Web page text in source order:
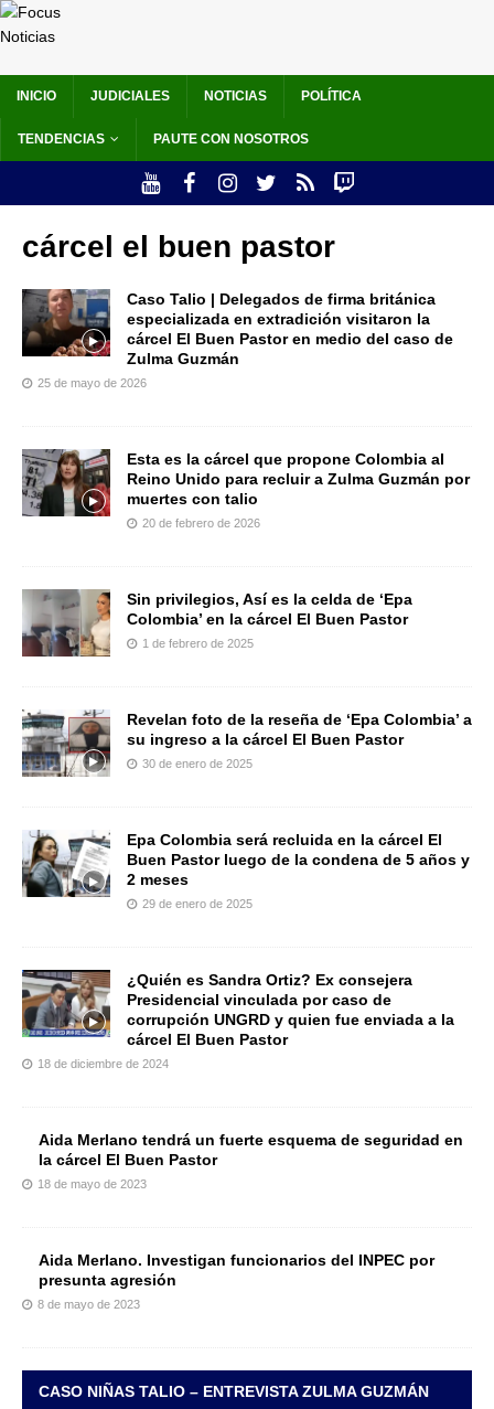
INICIO JUDICIALES NOTICIAS POLÍTICA
TENDENCIAS PAUTE CON NOSOTROS
cárcel el buen pastor
Caso Talio | Delegados de firma británica
especializada en extradición visitaron la
cárcel El Buen Pastor en medio del caso de
Zulma Guzmán
25 de mayo de 2026
Esta es la cárcel que propone Colombia al
Reino Unido para recluir a Zulma Guzmán por
muertes con talio
20 de febrero de 2026
Sin privilegios, Así es la celda de ‘Epa
Colombia’ en la cárcel El Buen Pastor
1 de febrero de 2025
Revelan foto de la reseña de ‘Epa Colombia’ a
su ingreso a la cárcel El Buen Pastor
30 de enero de 2025
Epa Colombia será recluida en la cárcel El
Buen Pastor luego de la condena de 5 años y
2 meses
29 de enero de 2025
¿Quién es Sandra Ortiz? Ex consejera
Presidencial vinculada por caso de
corrupción UNGRD y quien fue enviada a la
cárcel El Buen Pastor
18 de diciembre de 2024
Aida Merlano tendrá un fuerte esquema de seguridad en
la cárcel El Buen Pastor
18 de mayo de 2023
Aida Merlano. Investigan funcionarios del INPEC por
presunta agresión
8 de mayo de 2023
CASO NIÑAS TALIO – ENTREVISTA ZULMA GUZMÁN